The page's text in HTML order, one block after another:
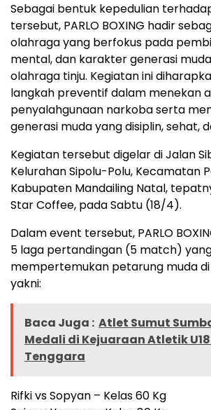
Sebagai bentuk kepedulian
tersebut, PARLO BOXING hadir
olahraga yang berfokus pada
mental, dan karakter generasi
olahraga tinju. Kegiatan ini
langkah preventif dalam menekan
penyalahgunaan narkoba serta
generasi muda yang disiplin, sehat,
Kegiatan tersebut digelar di Jalan
Kelurahan Sipolu-Polu, Kecamatan
Kabupaten Mandailing Natal,
Star Coffee, pada Sabtu (18/4).
Dalam event tersebut, PARLO
5 laga pertandingan (5 match)
mempertemukan petarung muda
yakni:
Baca Juga : Atlet Sumut
Medali di Kejuaraan Atletik U18
Tenggara
Rifki vs Sopyan – Kelas 60 Kg